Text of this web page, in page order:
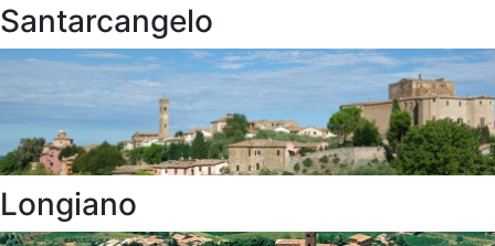
Santarcangelo
Longiano